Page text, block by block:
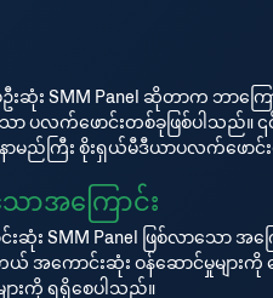
ဆုံး SMM Panel ဆိုတာက ဘာကြ
လက်ဖောင်းတစ်ခုဖြစ်ပါသည်။ ၎င်
ာမည်ကြီး စိုးရှယ်မီဒီယာပလက်ဖောင်
ောအကြောင်း
ဆုံး SMM Panel ဖြစ်လာသော အက
အကောင်းဆုံး ဝန်ဆောင်မှုများကို
ားကို ရရှိစေပါသည်။